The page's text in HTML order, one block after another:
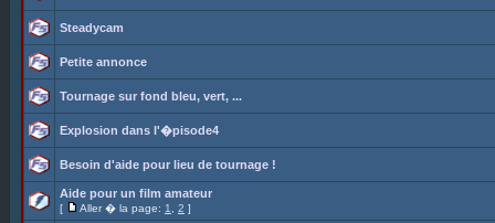
Steadycam
Petite annonce
Tournage sur fond bleu, vert, ...
Explosion dans l'�pisode4
Besoin d'aide pour lieu de tournage !
Aide pour un film amateur
[ Aller � la page: 1 2 ]